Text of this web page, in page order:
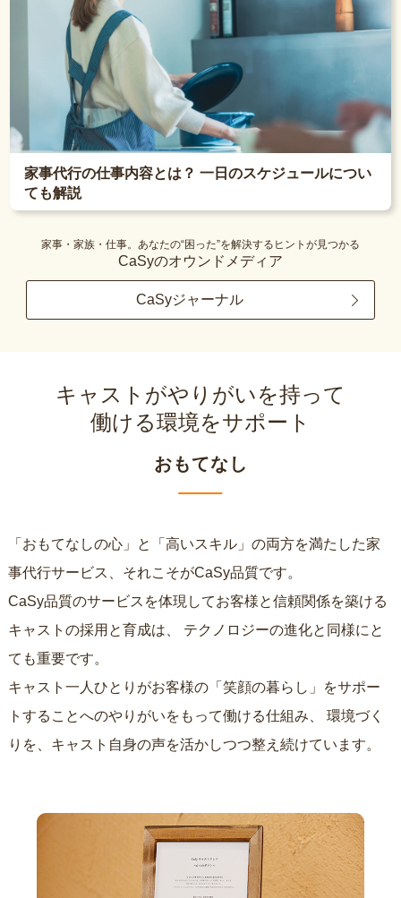
家事代行の仕事内容とは？ 一日のスケジュールについ
ても解説
家事・家族・仕事。あなたの“困った”を解決するヒントが見つかる
CaSyのオウンドメディア
CaSyジャーナル
キャストがやりがいを持って
働ける環境をサポート
おもてなし
「おもてなしの心」と「高いスキル」の両方を満たした家
事代行サービス、それこそがCaSy品質です。
CaSy品質のサービスを体現してお客様と信頼関係を築ける
キャストの採用と育成は、
ても重要です。
キャスト一人ひとりがお客様の「笑顔の暮らし」をサポー
トすることへのやりがいをもって働ける仕組み、
りを、キャスト自身の声を活かしつつ整え続けています。